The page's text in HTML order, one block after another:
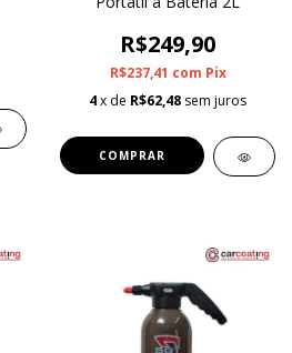
R$249,90
R$237,41 com Pix
4x de R$62,48 sem juros